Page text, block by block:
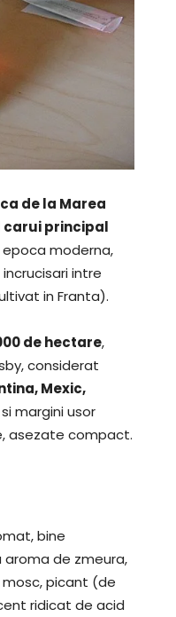
de la Marea
carui principal
moderna,
intre
in Franta).
de hectare,
considerat
Mexic,
margini usor
asezate compact.
bine
de zmeura,
picant (de
ridicat de acid